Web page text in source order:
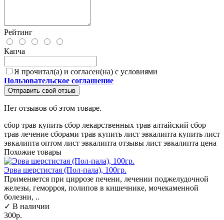
Рейтинг
Капча
Я прочитал(а) и согласен(на) с условиями
Пользовательское соглашение
Отправить свой отзыв
Нет отзывов об этом товаре.
сбор трав купить сбор лекарственных трав алтайский сбор
трав лечение сборами трав купить лист эвкалипта купить лист
эвкалипта оптом лист эвкалипта отзывы лист эвкалипта цена
Похожие товары
Эрва шерстистая (Пол-пала), 100гр.
Применяется при циррозе печени, лечении поджелудочной
железы, геморроя, полипов в кишечнике, мочекаменной
болезни, ..
✓ В наличии
300р.